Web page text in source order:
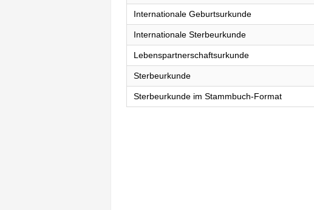
Internationale Geburtsurkunde
Internationale Sterbeurkunde
Lebenspartnerschaftsurkunde
Sterbeurkunde
Sterbeurkunde im Stammbuch-Format